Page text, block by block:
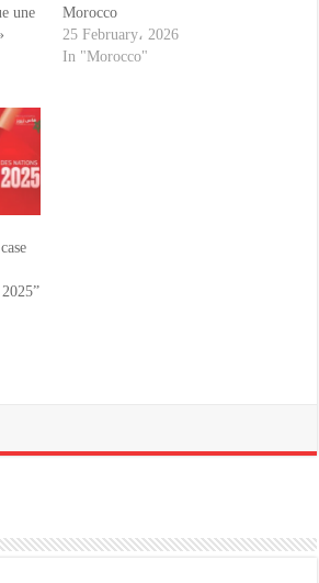
une
Morocco
25 February، 2026
In "Morocco"